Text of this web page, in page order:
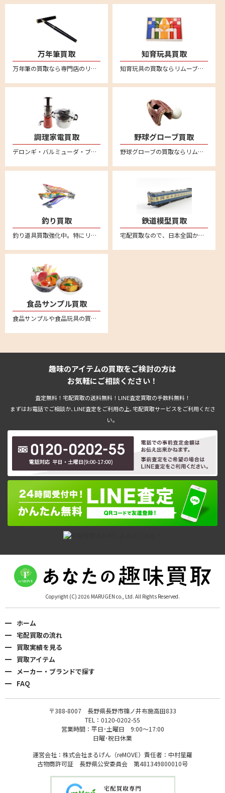
万年筆買取
万年筆の買取なら専門店のリムーブ。モンブランやセーラー、ペリカン、ラミー、ウォーターマン、アウロラなど幅広く万年筆の買取強化をおこなっております。万年筆を売るならリムーブへ。全国対応・送料無料の宅配査定はこちら
知育玩具買取
知育玩具の買取ならリムーブ。不用になった知育玩具は宅配買取で簡単に売ることができます。リトルダッチやリーウッド、ブリオ、ボーネルンドといった海外知育玩具の人気ブランドは特に買取強化中！
調理家電買取
デロンギ・バルミューダ・ブルーノ・ボニークなど調理家電の買取ならリムーブへ。箱に詰めて送るだけの簡単宅配買取はこちら。全国対応・送料無料
野球グローブ買取
野球グローブの買取ならリムーブ。新品も中古品も送料、査定料一切無料、全国対応の宅配買取。ミズノやゼット、SSK、久保田スラッガー、デサント、アシックス、ナイキ、アンダーアーマー、ハタケヤマ、ローリングス、アディダスなど他にも幅広いメーカーを買取しております。野球グローブの売却は宅配買取が便利
釣り買取
釣り道具買取強化中。特にリール高価買取。新品も中古品も送料・査定料一切無料、全国対応の宅配査定はこちら。不要になった釣り具用品がございましたら、お気軽にお売りください。ダイワやシマノなどの幅広いメーカー取り扱い
鉄道模型買取
宅配買取なので、日本全国から鉄道模型の買取強化中。車両やレール、制御機器など不要になった鉄道模型はリムーブへお売りください。送料無料の安心宅配査定はこちら。便利なLINE査定あり
食品サンプル買取
食品サンプルや食品玩具の買取強化中。ながお食研、元祖食品サンプル屋、森野サンプル、 まいづる、佐藤サンプル、イワサキ・ビーアイといった人気の食品サンプルメーカーは特に強化買取中
趣味のアイテムの買取をご検討の方は
お気軽にご相談ください！
査定無料！宅配買取の送料無料！LINE査定買取の手数料無料！
まずはお電話でご相談か､LINE査定をご利用の上､宅配買取サービスをご利用くださ
い。
Copyright (C) 2026 MARUGEN co., Ltd. All Rights Reserved.
ホーム
宅配買取の流れ
買取実績を見る
買取アイテム
メーカー・ブランドで探す
FAQ
〒388-8007 長野県長野市篠ノ井布施高田833
TEL：0120-0202-55
営業時間：平日･土曜日 9:00〜17:00
日曜･祝日休業
運営会社：株式会社まるげん（reMOVE）責任者：中村星羅
古物商許可証 長野県公安委員会 第481349800010号